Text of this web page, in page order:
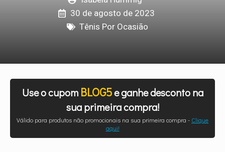
30 de agosto de 2023
Tênis Por Ocasião
Use o cupom BLOG5e ganhe desconto na
sua primeira compra!
Válido para produtos não promocionais na sua primeira compra - Clique
aqui!